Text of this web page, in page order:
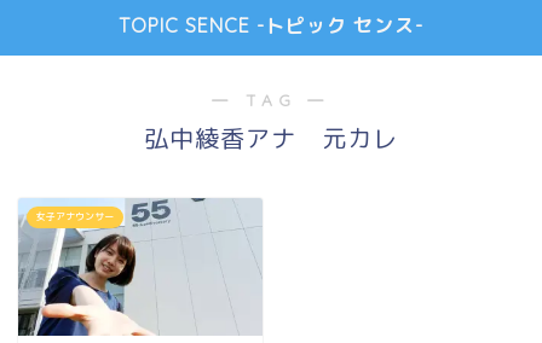
TOPIC SENCE -トピック センス-
― TAG ―
弘中綾香アナ 元カレ
女子アナウンサー